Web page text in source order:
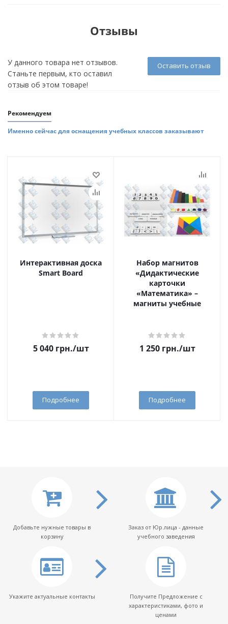
Отзывы
Оставить отзыв
У данного товара нет отзывов.
Станьте первым, кто оставил
отзыв об этом товаре!
Рекомендуем
Именно сейчас для оснащения учебных классов заказывают
Интерактивная доска
Smart Board
5 040грн./шт
Подробнее
Набор магнитов
«Дидактические
карточки
«Математика» –
магниты учебные
1 250грн./шт
Подробнее
Добавьте нужные товары в
корзину
Заказ от Юр.лица - данные
учебного заведения
Укажите актуальные контакты
Получите Предложение с
характеристиками, фото и
ценами